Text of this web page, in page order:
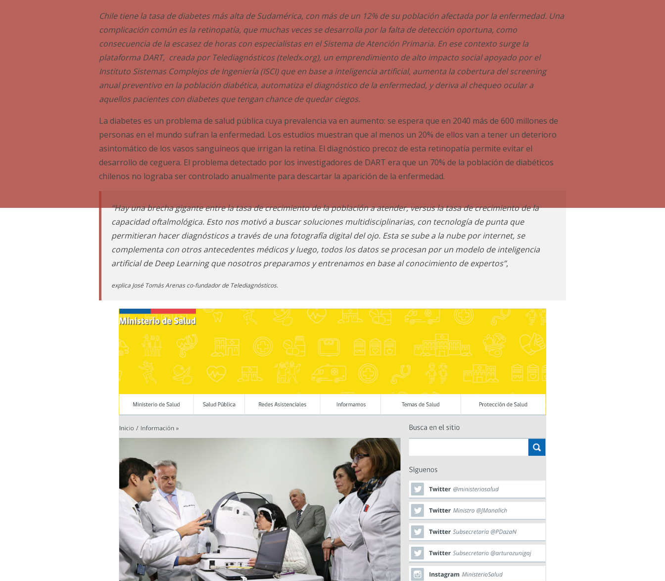
Chile tiene la tasa de diabetes más alta de Sudamérica, con más de un 12% de su población afectada por la enfermedad. Una
complicación común es la retinopatía, que muchas veces se desarrolla por la falta de detección oportuna, como
consecuencia de la escasez de horas con especialistas en el Sistema de Atención Primaria. En ese contexto surge la
plataforma DART, creada por Telediagnósticos (teledx.org), un emprendimiento de alto impacto social apoyado por el
Instituto Sistemas Complejos de Ingeniería (ISCI) que en base a inteligencia artificial, aumenta la cobertura del screening
anual preventivo en la población diabética, automatiza el diagnóstico de la enfermedad, y deriva al chequeo ocular a
aquellos pacientes con diabetes que tengan chance de quedar ciegos.
La diabetes es un problema de salud pública cuya prevalencia va en aumento: se espera que en 2040 más de 600 millones de
personas en el mundo sufran la enfermedad. Los estudios muestran que al menos un 20% de ellos van a tener un deterioro
asintomático de los vasos sanguíneos que irrigan la retina. El diagnóstico precoz de esta retinopatía permite evitar el
desarrollo de ceguera. El problema detectado por los investigadores de DART era que un 70% de la población de diabéticos
chilenos no lograba ser controlado anualmente para descartar la aparición de la enfermedad.
“Hay una brecha gigante entre la tasa de crecimiento de la población a atender, versus la tasa de crecimiento de la
capacidad oftalmológica. Esto nos motivó a buscar soluciones multidisciplinarias, con tecnología de punta que
permitieran hacer diagnósticos a través de una fotografía digital del ojo. Esta se sube a la nube por internet, se
complementa con otros antecedentes médicos y luego, todos los datos se procesan por un modelo de inteligencia
artificial de Deep Learning que nosotros preparamos y entrenamos en base al conocimiento de expertos”,
explica José Tomás Arenas co-fundador de Telediagnósticos.